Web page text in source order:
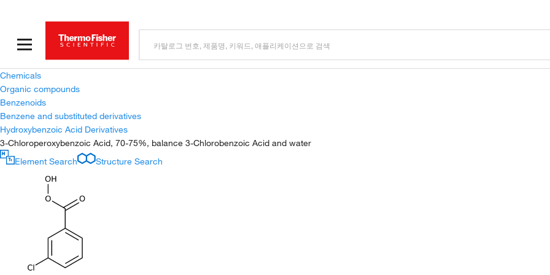
Chemicals
Organic compounds
Benzenoids
Benzene and substituted derivatives
Hydroxybenzoic Acid Derivatives
3-Chloroperoxybenzoic Acid, 70-75%, balance 3-Chlorobenzoic Acid and water
Element Search
Structure Search